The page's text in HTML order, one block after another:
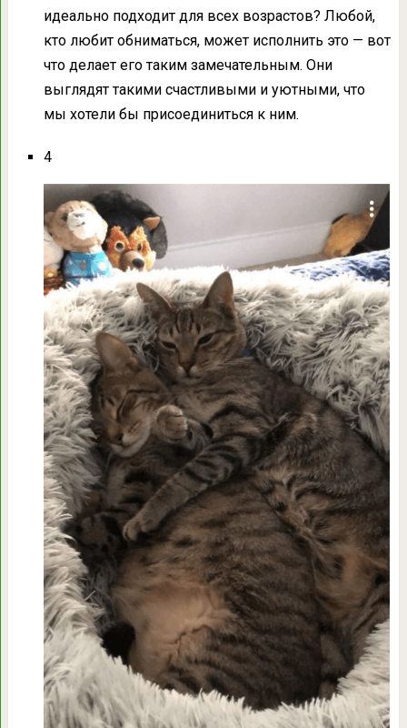
идеально подходит для всех возрастов? Любой,
кто любит обниматься, может исполнить это — вот
что делает его таким замечательным. Они
выглядят такими счастливыми и уютными, что
мы хотели бы присоединиться к ним.
4